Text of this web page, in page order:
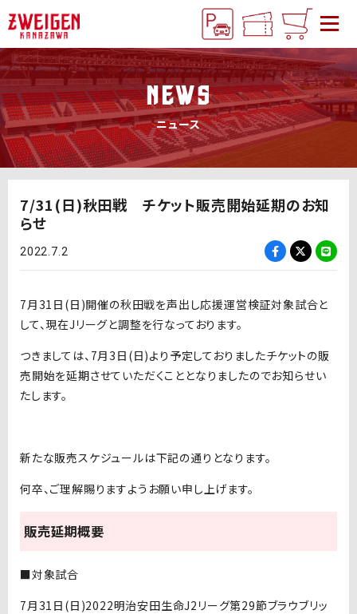
NEWS
ニュース
7/31(日)秋田戦 チケット販売開始延期のお知
らせ
2022.7.2
7月31日(日)開催の秋田戦を声出し応援運営検証対象試合と
して、現在Jリーグと調整を行なっております。
つきましては、7月3日(日)より予定しておりましたチケットの販
売開始を延期させていただくこととなりましたのでお知らせい
たします。
新たな販売スケジュールは下記の通りとなります。
何卒、ご理解賜りますようお願い申し上げます。
販売延期概要
■対象試合
7月31日(日)2022明治安田生命J2リーグ第29節ブラウブリッ